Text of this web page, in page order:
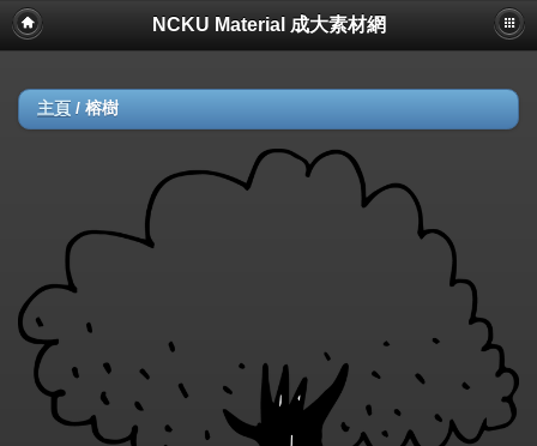
NCKU Material 成大素材網
主頁 / 榕樹